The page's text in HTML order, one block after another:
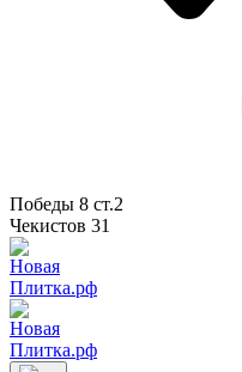
Победы 8 ст.2
Чекистов 31